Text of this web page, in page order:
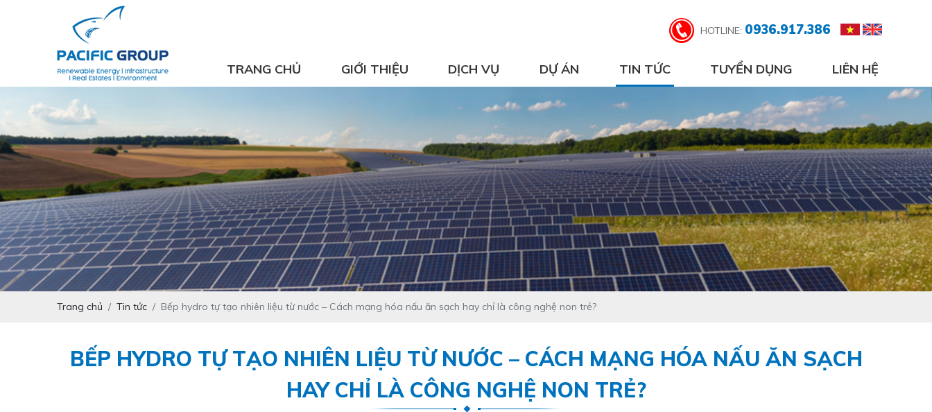
HOTLINE: 0936.917.386
TRANG CHỦ GIỚI THIỆU DỊCH VỤ DỰ ÁN TIN TỨC TUYỂN DỤNG LIÊN HỆ
Trang chủ Tin tức Bếp hydro tự tạo nhiên liệu từ nước – Cách mạng hóa nấu ăn sạch hay chỉ là công nghệ non trẻ?
BẾP HYDRO TỰ TẠO NHIÊN LIỆU TỪ NƯỚC – CÁCH MẠNG HÓA NẤU ĂN SẠCH
HAY CHỈ LÀ CÔNG NGHỆ NON TRẺ?